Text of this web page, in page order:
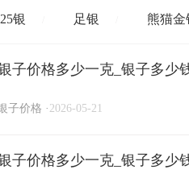
银 足银 熊猫金
银币 / 长城币 / 老
周大生
潮宏基 / 亚一金店 /
子价格多少一克_银子多少
子价格 · 2026-05-21
子价格多少一克_银子多少